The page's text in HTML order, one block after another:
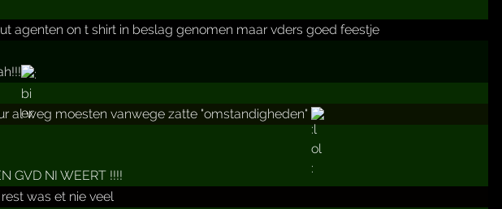
agenten on t shirt in beslag genomen maar vders goed feestje
al weg moesten vanwege zatte "omstandigheden"
GVD NI WEERT !!!!
was et nie veel